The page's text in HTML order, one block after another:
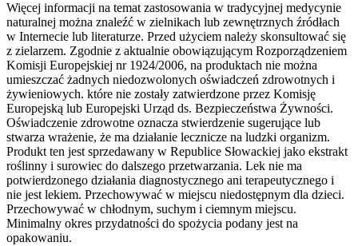
Więcej informacji na temat zastosowania w tradycyjnej medycynie
naturalnej można znaleźć w zielnikach lub zewnętrznych źródłach
w Internecie lub literaturze. Przed użyciem należy skonsultować się
z zielarzem. Zgodnie z aktualnie obowiązującym Rozporządzeniem
Komisji Europejskiej nr 1924/2006, na produktach nie można
umieszczać żadnych niedozwolonych oświadczeń zdrowotnych i
żywieniowych. które nie zostały zatwierdzone przez Komisję
Europejską lub Europejski Urząd ds. Bezpieczeństwa Żywności.
Oświadczenie zdrowotne oznacza stwierdzenie sugerujące lub
stwarza wrażenie, że ma działanie lecznicze na ludzki organizm.
Produkt ten jest sprzedawany w Republice Słowackiej jako ekstrakt
roślinny i surowiec do dalszego przetwarzania. Lek nie ma
potwierdzonego działania diagnostycznego ani terapeutycznego i
nie jest lekiem. Przechowywać w miejscu niedostępnym dla dzieci.
Przechowywać w chłodnym, suchym i ciemnym miejscu.
Minimalny okres przydatności do spożycia podany jest na
opakowaniu.